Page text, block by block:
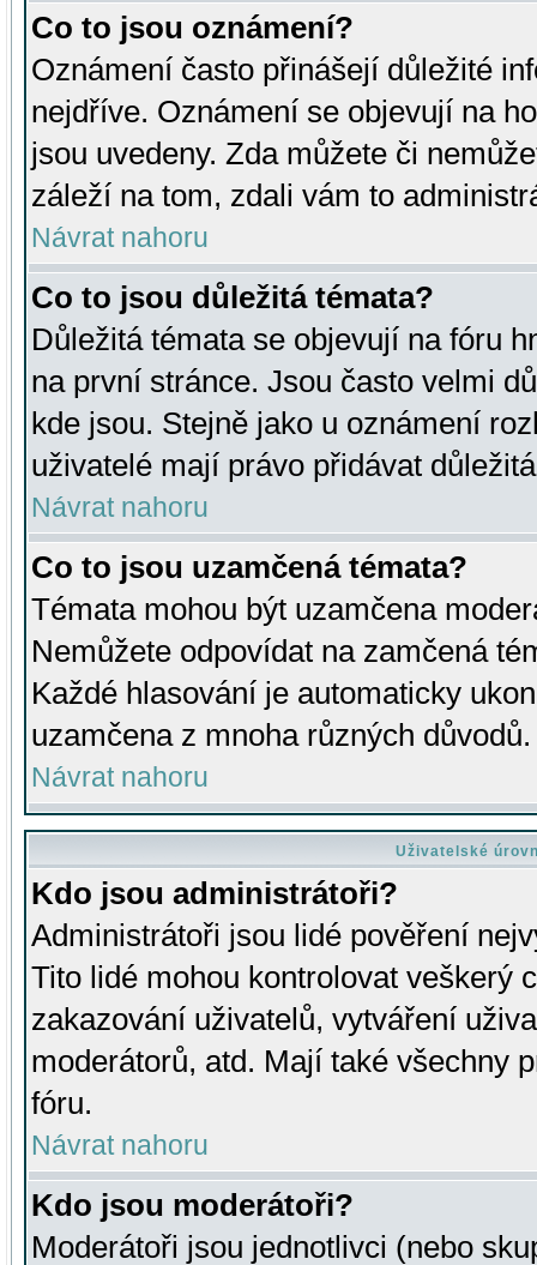
Co to jsou oznámení?
Oznámení často přinášejí důležité
nejdříve. Oznámení se objevují na
jsou uvedeny. Zda můžete či
záleží na tom, zdali vám to
Návrat nahoru
Co to jsou důležitá témata?
Důležitá témata se objevují na fóru
na první stránce. Jsou často velmi
kde jsou. Stejně jako u oznámení
uživatelé mají právo přidávat
Návrat nahoru
Co to jsou uzamčená témata?
Témata mohou být uzamčena
Nemůžete odpovídat na zamčená
Každé hlasování je automaticky
uzamčena z mnoha různých důvodů.
Návrat nahoru
Uživatelské
Kdo jsou administrátoři?
Administrátoři jsou lidé pověření
Tito lidé mohou kontrolovat veškerý
zakazování uživatelů, vytváření
moderátorů, atd. Mají také všechny
fóru.
Návrat nahoru
Kdo jsou moderátoři?
Moderátoři jsou jednotlivci (nebo